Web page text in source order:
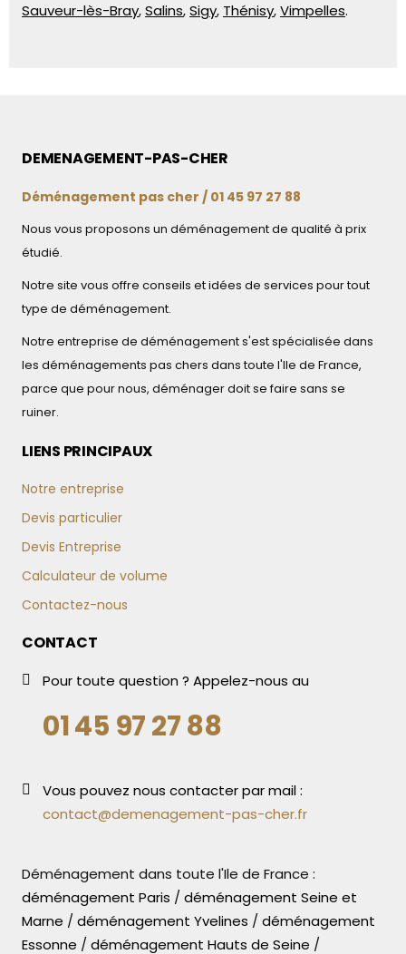
Sauveur-lès-Bray,Salins,Sigy, Thénisy,Vimpelles.
DEMENAGEMENT-PAS-CHER
Déménagement pas cher / 01 45 97 27 88
Nous vous proposons un déménagement de qualité à prix
étudié.
Notre site vous offre conseils et idées de services pour tout
type de déménagement.
Notre entreprise de déménagement s'est spécialisée dans
les déménagements pas chers dans toute l'Ile de France,
parce que pour nous, déménager doit se faire sans se
ruiner.
LIENS PRINCIPAUX
Notre entreprise
Devis particulier
Devis Entreprise
Calculateur de volume
Contactez-nous
CONTACT
Pour toute question ? Appelez-nous au
01 45 97 27 88
Vous pouvez nous contacter par mail :
contact@demenagement-pas-cher.fr
Déménagement dans toute l'Ile de France :
déménagement Paris / déménagement Seine et
Marne / déménagement Yvelines / déménagement
Essonne / déménagement Hauts de Seine /